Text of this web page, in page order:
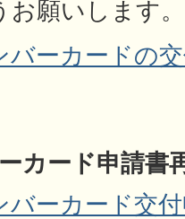
願いします。
バーカードの
カード申請書
バーカード交